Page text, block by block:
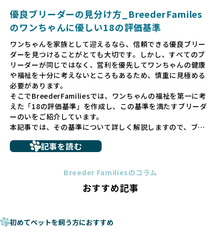
ゃんに優しい世界を築いていきたいと考えています。
長するための環境が十分に整っていない場合が多く、販売ま
での間に過密な環境や長距離移動のストレスを受けることが
少なくありません。このような環境は、健康リスクや社会性
の問題につながりやすく、ワンちゃんにとっても望ましいと
は言えません。
こうした背景から、BreederFamiliesはペットショップを介
さない直接販売を採用するとともに、ペットオークションや
ペットショップを利用するブリーダーの掲載も行ってしませ
ん。
ペットショップを避けた方がいい理由の詳細はこちら
法令レベルの最低基準にとどまっていることが問題です。こ
ものに過ぎず、ワンちゃんの心身の福祉やブリーダーの責任
少なくなく、消費者にとって選択の判断が難しい現状があり
優良ブリーダーの見分け方_BreederFamiles
のワンちゃんに優しい18の評価基準
ワンちゃんを家族として迎えるなら、信頼できる優良ブリー
ダーを見つけることがとても大切です。しかし、すべてのブ
リーダーが同じではなく、営利を優先してワンちゃんの健康
や福祉を十分に考えないところもあるため、慎重に見極める
必要があります。
そこでBreederFamiliesでは、ワンちゃんの福祉を第一に考
えた「18の評価基準」を作成し、この基準を満たすブリーダ
ーのいをご紹介しています。
本記事では、その基準について詳しく解説しますので、ブリ
に断尾（しっぽを切る）や断耳（耳を切る）が行われている
ことがあります。
これは痛みを伴う処置で、ワンちゃんの身体的な負担が大き
手段でもあるため、切断されることで他の犬や人間との意思
記事を読む
Breeder Familiesのコラム
おすすめ記事
初めてペットを飼う方におすすめ